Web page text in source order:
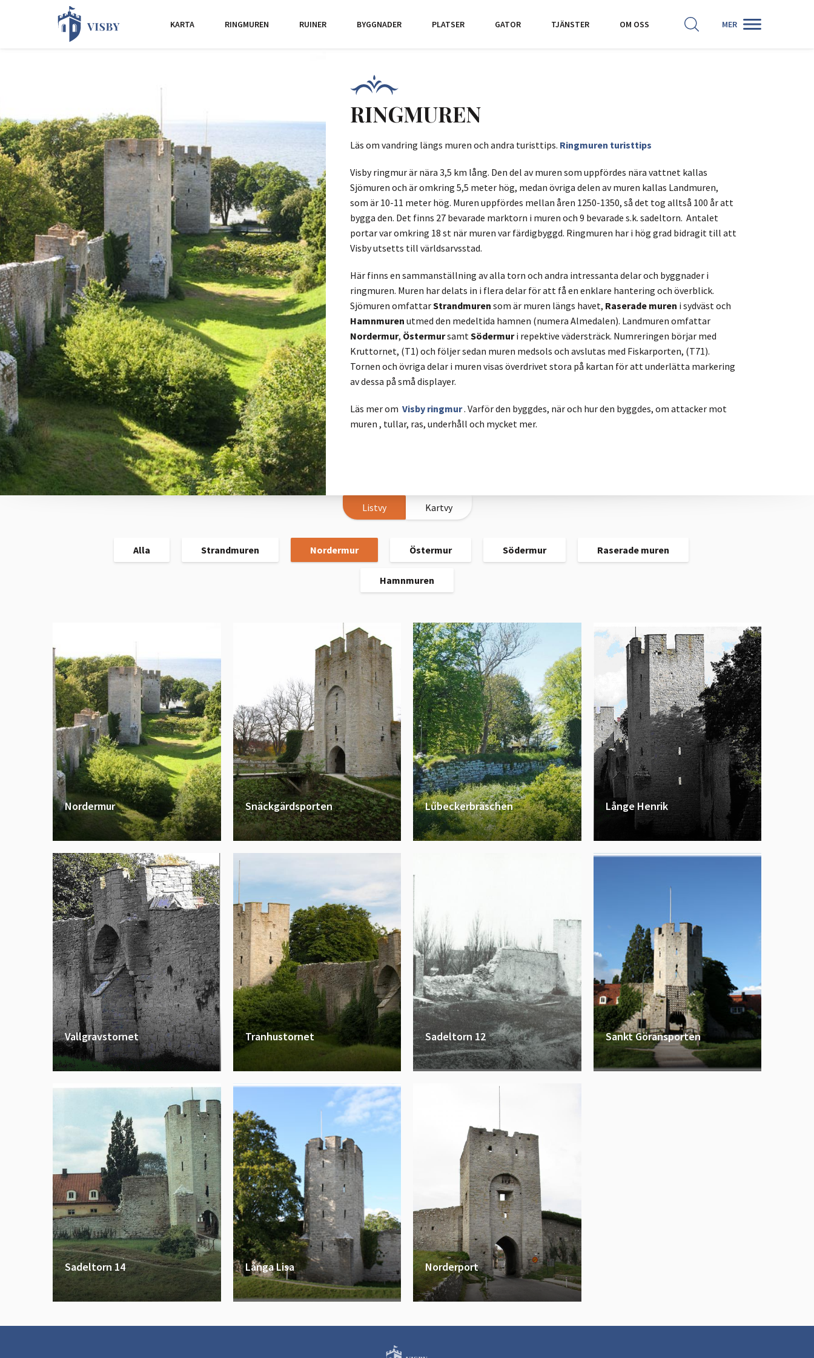
KARTA RINGMUREN RUINER BYGGNADER PLATSER GATOR TJÄNSTER OM OSS MER
RINGMUREN
Läs om vandring längs muren och andra turisttips. Ringmuren turisttips
Visby ringmur är nära 3,5 km lång. Den del av muren som uppfördes nära vattnet kallas
Sjömuren och är omkring 5,5 meter hög, medan övriga delen av muren kallas Landmuren,
som är 10-11 meter hög. Muren uppfördes mellan åren 1250-1350, så det tog alltså 100 år att
bygga den. Det finns 27 bevarade marktorn i muren och 9 bevarade s.k. sadeltorn. Antalet
portar var omkring 18 st när muren var färdigbyggd. Ringmuren har i hög grad bidragit till att
Visby utsetts till världsarvsstad.
Här finns en sammanställning av alla torn och andra intressanta delar och byggnader i
ringmuren. Muren har delats in i flera delar för att få en enklare hantering och överblick.
Sjömuren omfattarStrandmuren som är muren längs havet, Raserade muren i sydväst och
Hamnmuren utmed den medeltida hamnen (numera Almedalen). Landmuren omfattar
Nordermur, Östermursamt Södermuri repektive vädersträck. Numreringen börjar med
Kruttornet, (T1) och följer sedan muren medsols och avslutas med Fiskarporten, (T71).
Tornen och övriga delar i muren visas överdrivet stora på kartan för att underlätta markering
av dessa på små displayer.
Läs mer om Visby ringmur. Varför den byggdes, när och hur den byggdes, om attacker mot
muren , tullar, ras, underhåll och mycket mer.
Listvy Kartvy
Alla Strandmuren Nordermur Östermur Södermur Raserade muren
Hamnmuren
Nordermur Snäckgärdsporten Lűbeckerbräschen Långe Henrik
Vallgravstornet Tranhustornet Sadeltorn 12 Sankt Göransporten
Sadeltorn 14 Långa Lisa Norderport